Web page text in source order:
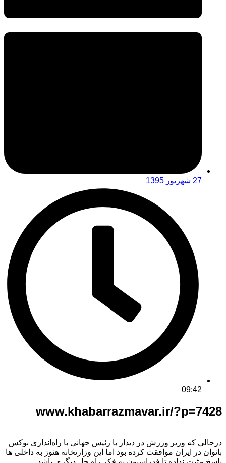
27 شهریور 1395
09:42
www.khabarrazmavar.ir/?p=7428
درحالی که وزیر ورزش در دیدار با رئیس جهانی با راه‌اندازی بوکس
بانوان در ایران موافقت کرده بود اما این وزارتخانه هنوز به داخلی ها